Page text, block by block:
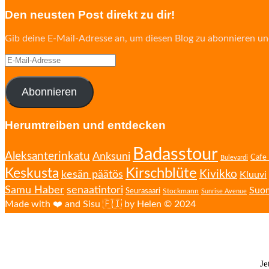
Den neusten Post direkt zu dir!
Gib deine E-Mail-Adresse an, um diesen Blog zu abonnieren
E-
Adresse
Abonnieren
Herumtreiben und entdecken
Aleksanterinkatu Anksuni Badasstour Bulevardi Cafe
Keskusta kesän päätös Kirschblüte Kivikko Kluuvi
Samu Haber senaatintori Seurasaari Stockmann Sunrise Avenue
Made with ❤️ and Sisu 🇫🇮 by Helen © 2024